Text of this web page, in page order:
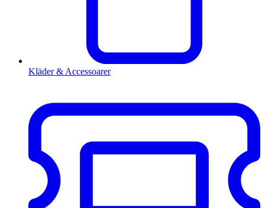
Kläder & Accessoarer